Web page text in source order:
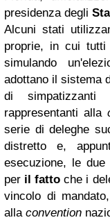
presidenza degli
Alcuni stati
proprie, in cui
simulando
adottano il sistema
di
rappresentanti alla
serie di deleghe
distretto e,
esecuzione, le
per il fatto che i
vincolo di
allaconvention